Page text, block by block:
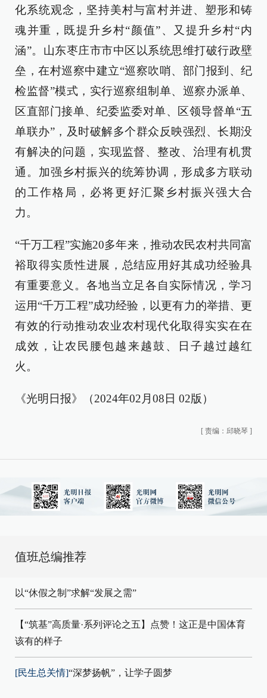
化系统观念，坚持美村与富村并进、塑形和铸
魂并重，既提升乡村“颜值”、又提升乡村“内
涵”。山东枣庄市市中区以系统思维打破行政壁
垒，在村巡察中建立“巡察吹哨、部门报到、纪
检监督”模式，实行巡察组制单、巡察办派单、
区直部门接单、纪委监委对单、区领导督单“五
单联办”，及时破解多个群众反映强烈、长期没
有解决的问题，实现监督、整改、治理有机贯
通。加强乡村振兴的统筹协调，形成多方联动
的工作格局，必将更好汇聚乡村振兴强大合
力。
“千万工程”实施20多年来，推动农民农村共同富
裕取得实质性进展，总结应用好其成功经验具
有重要意义。各地当立足各自实际情况，学习
运用“千万工程”成功经验，以更有力的举措、更
有效的行动推动农业农村现代化取得实实在在
成效，让农民腰包越来越鼓、日子越过越红
火。
《光明日报》（2024年02月08日 02版）
[ 责编：邱晓琴 ]
值班总编推荐
以“休假之制”求解“发展之需”
【“筑基”高质量·系列评论之五】点赞！这正是中国体育
该有的样子
[民生总关情]“深梦扬帆”，让学子圆梦